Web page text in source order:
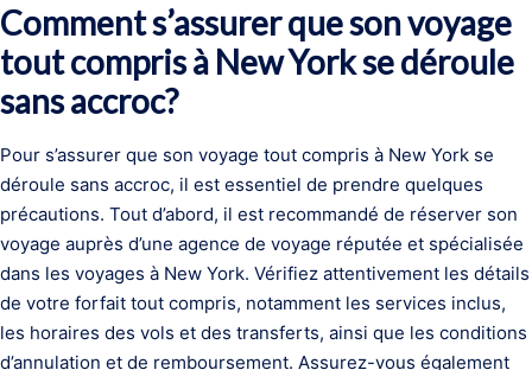
Comment s’assurer que son voyage
tout compris à New York se déroule
sans accroc?
Pour s’assurer que son voyage tout compris à New York se
déroule sans accroc, il est essentiel de prendre quelques
précautions. Tout d’abord, il est recommandé de réserver son
voyage auprès d’une agence de voyage réputée et spécialisée
dans les voyages à New York. Vérifiez attentivement les détails
de votre forfait tout compris, notamment les services inclus,
les horaires des vols et des transferts, ainsi que les conditions
d’annulation et de remboursement. Assurez-vous également